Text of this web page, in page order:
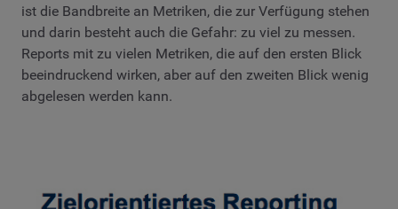
ist die Bandbreite an Metriken, die zur Verfügung stehen
und darin besteht auch die Gefahr: zu viel zu messen.
Reports mit zu vielen Metriken, die auf den ersten Blick
beeindruckend wirken, aber auf den zweiten Blick wenig
abgelesen werden kann.